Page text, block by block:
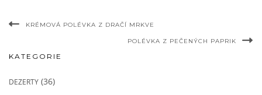
KRÉMOVÁ POLÉVKA Z DRAČÍ MRKVE
POLÉVKA Z PEČENÝCH PAPRIK
KATEGORIE
DEZERTY (36)